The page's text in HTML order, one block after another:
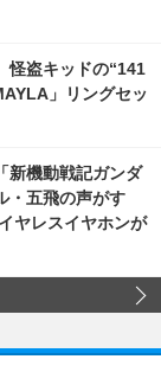
怪盗キッドの“141
」リングセッ
新機動戦記ガンダ
・五飛の声がす
ヤレスイヤホンが